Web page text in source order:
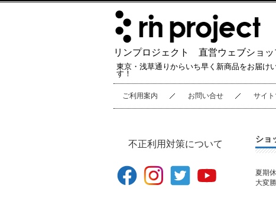
リンプロジェクト 直営ウェブショッ
東京・浅草通りからいち早く新商品をお届け
す！
ご利用案内 お問い合せ サイ
ショ
夏期
大変
不正利用対策について